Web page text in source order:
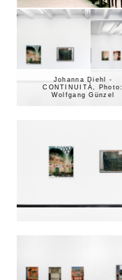
Johanna Diehl -
CONTINUITÀ, Photo:
Wolfgang Günzel